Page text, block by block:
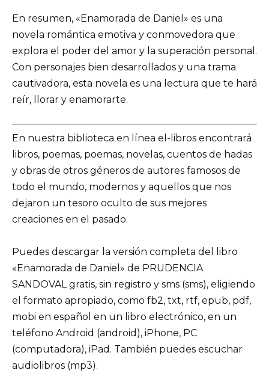
En resumen, «Enamorada de Daniel» es una
novela romántica emotiva y conmovedora que
explora el poder del amor y la superación personal.
Con personajes bien desarrollados y una trama
cautivadora, esta novela es una lectura que te hará
reír, llorar y enamorarte.
En nuestra biblioteca en línea el-libros encontrará
libros, poemas, poemas, novelas, cuentos de hadas
y obras de otros géneros de autores famosos de
todo el mundo, modernos y aquellos que nos
dejaron un tesoro oculto de sus mejores
creaciones en el pasado.
Puedes descargar la versión completa del libro
«Enamorada de Daniel» de PRUDENCIA
SANDOVAL gratis, sin registro y sms (sms), eligiendo
el formato apropiado, como fb2, txt, rtf, epub, pdf,
mobi en español en un libro electrónico, en un
teléfono Android (android), iPhone, PC
(computadora), iPad. También puedes escuchar
audiolibros (mp3).